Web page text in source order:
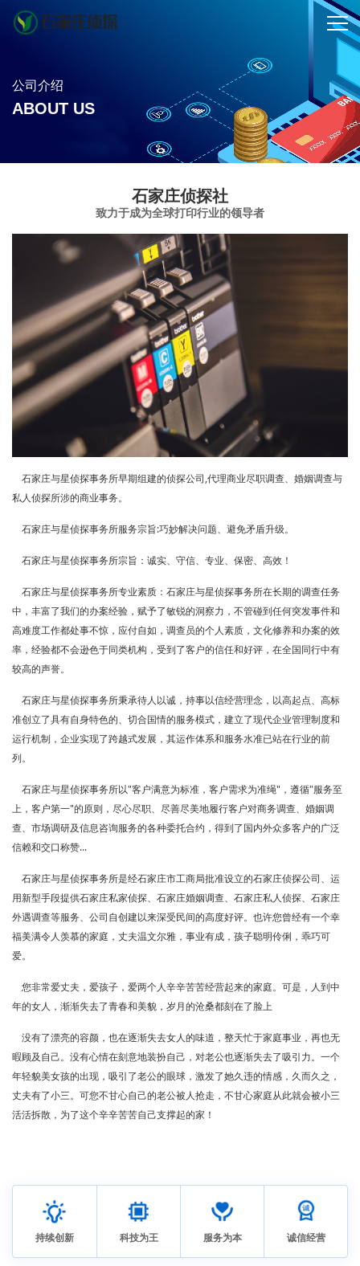
公司介绍
ABOUT US
石家庄侦探社
致力于成为全球打印行业的领导者
石家庄与星侦探事务所早期组建的侦探公司,代理商业尽职调查、婚姻调查与
私人侦探所涉的商业事务。
石家庄与星侦探事务所服务宗旨:巧妙解决问题、避免矛盾升级。
石家庄与星侦探事务所宗旨：诚实、守信、专业、保密、高效！
石家庄与星侦探事务所专业素质：石家庄与星侦探事务所在长期的调查任务
中，丰富了我们的办案经验，赋予了敏锐的洞察力，不管碰到任何突发事件和
高难度工作都处事不惊，应付自如，调查员的个人素质，文化修养和办案的效
率，经验都不会逊色于同类机构，受到了客户的信任和好评，在全国同行中有
较高的声誉。
石家庄与星侦探事务所秉承待人以诚，持事以信经营理念，以高起点、高标
准创立了具有自身特色的、切合国情的服务模式，建立了现代企业管理制度和
运行机制，企业实现了跨越式发展，其运作体系和服务水准已站在行业的前
列。
石家庄与星侦探事务所以"客户满意为标准，客户需求为准绳"，遵循"服务至
上，客户第一"的原则，尽心尽职、尽善尽美地履行客户对商务调查、婚姻调
查、市场调研及信息咨询服务的各种委托合约，得到了国内外众多客户的广泛
信赖和交口称赞...
石家庄与星侦探事务所是经石家庄市工商局批准设立的石家庄侦探公司、运
用新型手段提供石家庄私家侦探、石家庄婚姻调查、石家庄私人侦探、石家庄
外遇调查等服务、公司自创建以来深受民间的高度好评。也许您曾经有一个幸
福美满令人羡慕的家庭，丈夫温文尔雅，事业有成，孩子聪明伶俐，乖巧可
爱。
您非常爱丈夫，爱孩子，爱两个人辛辛苦苦经营起来的家庭。可是，人到中
年的女人，渐渐失去了青春和美貌，岁月的沧桑都刻在了脸上
没有了漂亮的容颜，也在逐渐失去女人的味道，整天忙于家庭事业，再也无
暇顾及自己。没有心情在刻意地装扮自己，对老公也逐渐失去了吸引力。一个
年轻貌美女孩的出现，吸引了老公的眼球，激发了她久违的情感，久而久之，
丈夫有了小三。可您不甘心自己的老公被人抢走，不甘心家庭从此就会被小三
活活拆散，为了这个辛辛苦苦自己支撑起的家！
持续创新 科技为王 服务为本 诚信经营